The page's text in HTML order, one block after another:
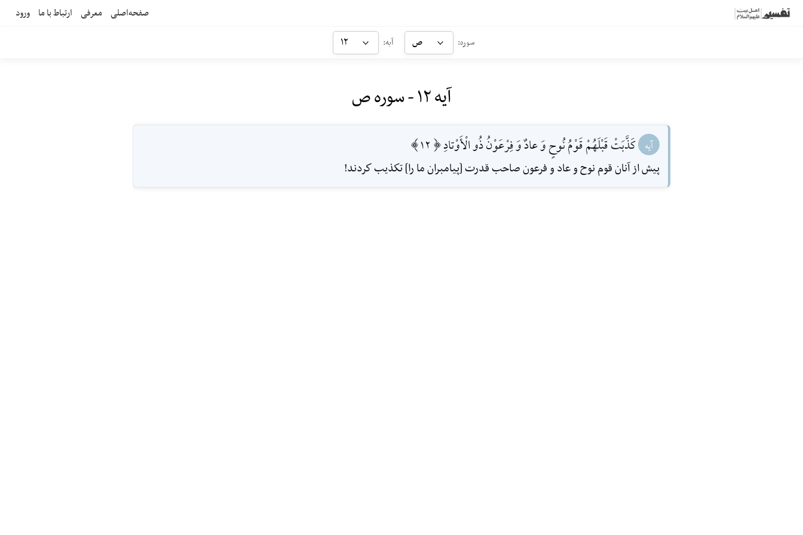
صفحه‌اصلی معرفی ارتباط با ما ورود
سوره: ص آیه: ۱۲
آیه ۱۲ - سوره ص
آیه كَذَّبَتْ قَبْلَهُمْ قَوْمُ نُوحٍ وَ عادٌ وَ فِرْعَوْنُ ذُو الْأَوْتادِ [12]
پيش از آنان قوم نوح و عاد و فرعون صاحب قدرت [پيامبران ما را] تكذيب كردند!